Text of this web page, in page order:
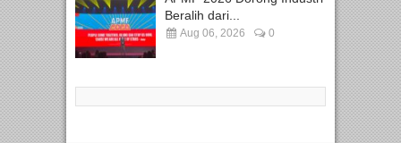
Beralih dari...
Aug 06, 2026 0